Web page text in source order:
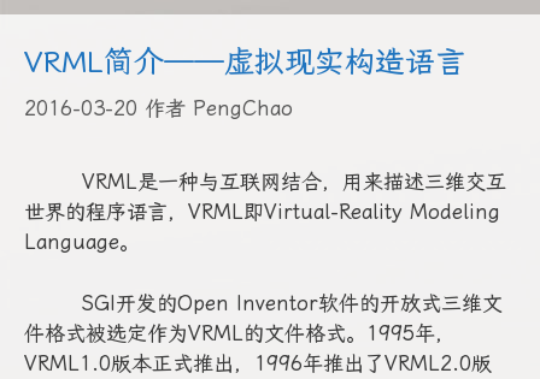
VRML简介——虚拟现实构造语言
2016-03-20 作者 PengChao
VRML是一种与互联网结合，用来描述三维交互
世界的程序语言，VRML即Virtual-Reality Modeling
Language。
SGI开发的Open Inventor软件的开放式三维文
件格式被选定作为VRML的文件格式。1995年，
VRML1.0版本正式推出，1996年推出了VRML2.0版